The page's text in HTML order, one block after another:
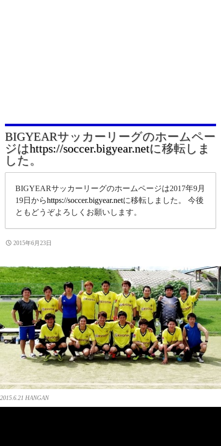
BIGYEARサッカーリーグのホームペー
ジはhttps://soccer.bigyear.netに移転しま
した。
BIGYEARサッカーリーグのホームページは2017年9月
19日からhttps://soccer.bigyear.netに移転しました。 今後
ともどうぞよろしくお願いします。
2015年6月23日
2015.6.21 HANGAN